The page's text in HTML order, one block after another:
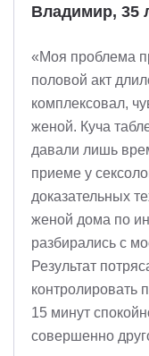
Владимир, 35
«Моя проблема
половой акт
комплексовал,
женой. Куча
давали лишь
приеме у
доказательных
женой дома по
разбирались с
Результат
контролировать
15 минут
совершенно